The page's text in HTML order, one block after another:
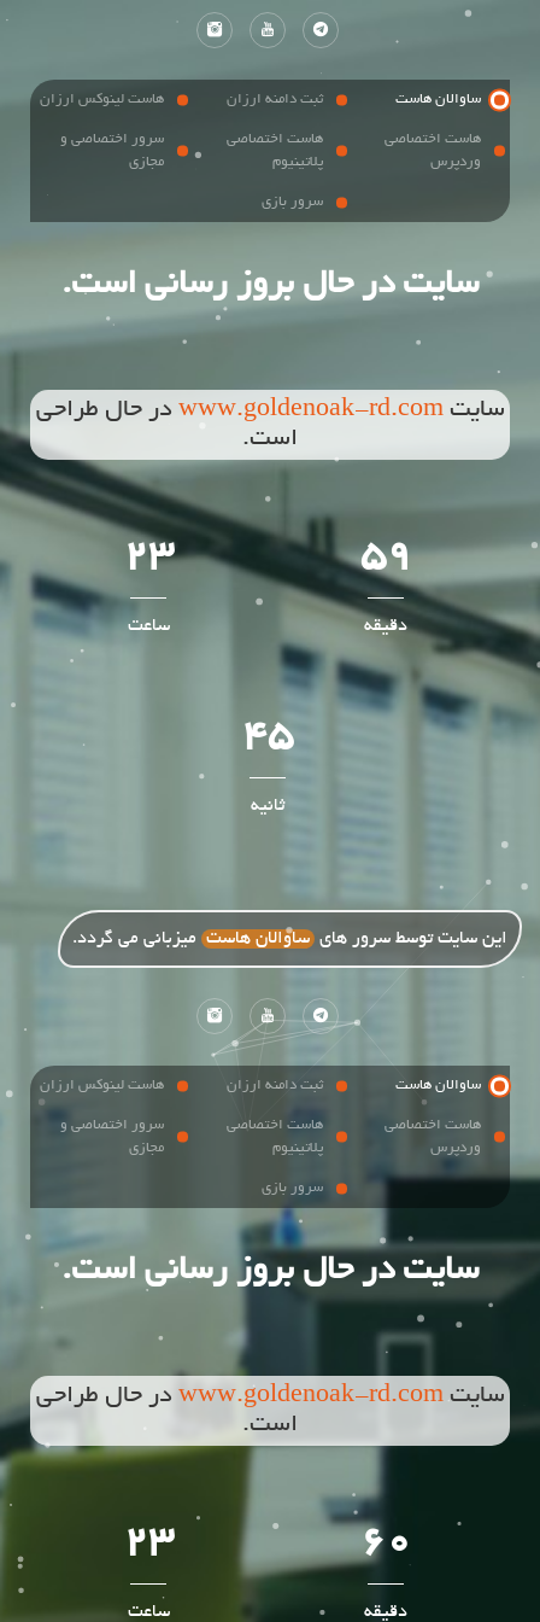
ساوالان هاست ثبت دامنه ارزان هاست لینوکس ارزان
هاست اختصاصی
وردپرس
هاست اختصاصی
پلاتینیوم
سرور اختصاصی و
مجازی
سرور بازی
سایت در حال بروز رسانی است.
سایتwww.goldenoak-rd.com در حال طراحی
است.
23
ساعت
59
دقیقه
45
ثانیه
این سایت توسط سرور های ساوالان هاست میزبانی می گردد.
ساوالان هاست ثبت دامنه ارزان هاست لینوکس ارزان
هاست اختصاصی
وردپرس
هاست اختصاصی
پلاتینیوم
سرور اختصاصی و
مجازی
سرور بازی
سایت در حال بروز رسانی است.
سایتwww.goldenoak-rd.com در حال طراحی
است.
23
ساعت
60
دقیقه